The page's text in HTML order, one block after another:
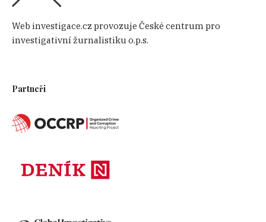
Web investigace.cz provozuje České centrum pro
investigativní žurnalistiku o.p.s.
Partneři